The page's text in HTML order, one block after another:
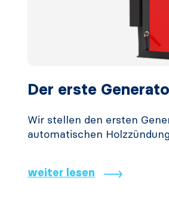
Der erste
Wir stellen den ersten
automatischen
weiter lesen